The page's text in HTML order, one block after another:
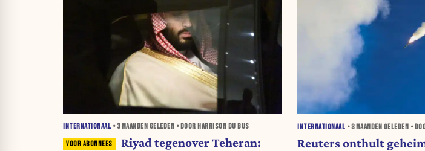
INTERNATIONAAL •3 MAANDEN GELEDEN • DOOR HARRISON DU BUS
Riyad tegenover Teheran:
INTERNATIONAAL •3 MAANDEN GELEDEN •
Reuters onthult